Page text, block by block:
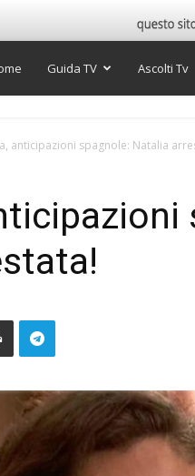
Guida TV Ascolti Tv
anticipazioni spagnole: Natalia